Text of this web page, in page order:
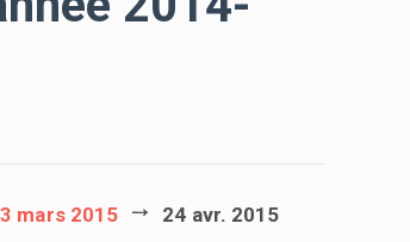
mars 2015 24 avr. 2015